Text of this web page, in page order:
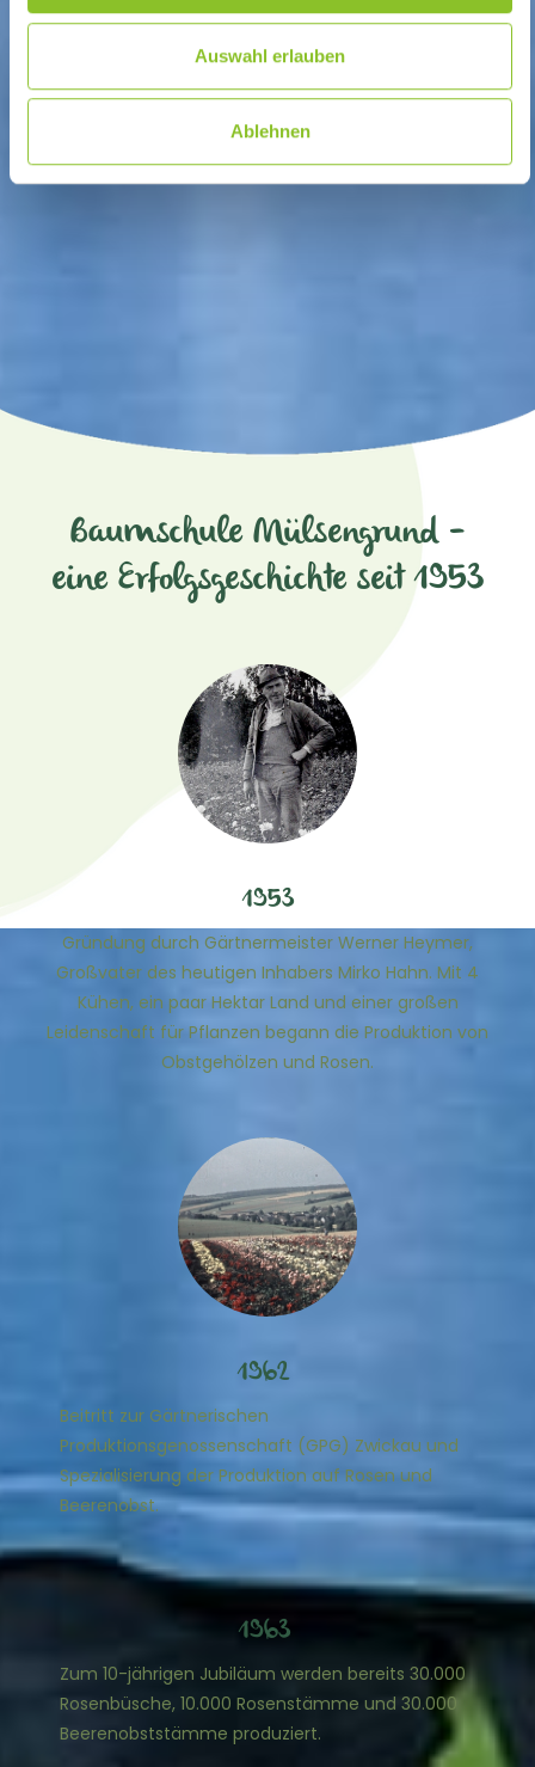
Auswahl erlauben
Ablehnen
Baumschule Mülsengrund –
eine Erfolgsgeschichte seit 1953
1953
Gründung durch Gärtnermeister Werner Heymer,
Großvater des heutigen Inhabers Mirko Hahn. Mit 4
Kühen, ein paar Hektar Land und einer großen
Leidenschaft für Pflanzen begann die Produktion von
Obstgehölzen und Rosen.
1962
Beitritt zur Gärtnerischen
Produktionsgenossenschaft (GPG) Zwickau und
Spezialisierung der Produktion auf Rosen und
Beerenobst.
1963
Zum 10-jährigen Jubiläum werden bereits 30.000
Rosenbüsche, 10.000 Rosenstämme und 30.000
Beerenobststämme produziert.